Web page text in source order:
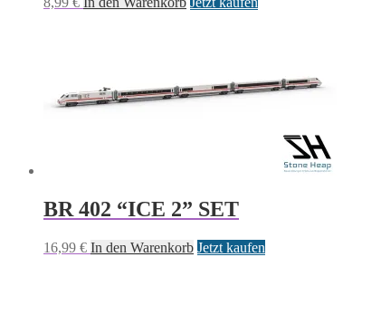
BR 402 “ICE 2” SET
16,99 € In den Warenkorb Jetzt kaufen